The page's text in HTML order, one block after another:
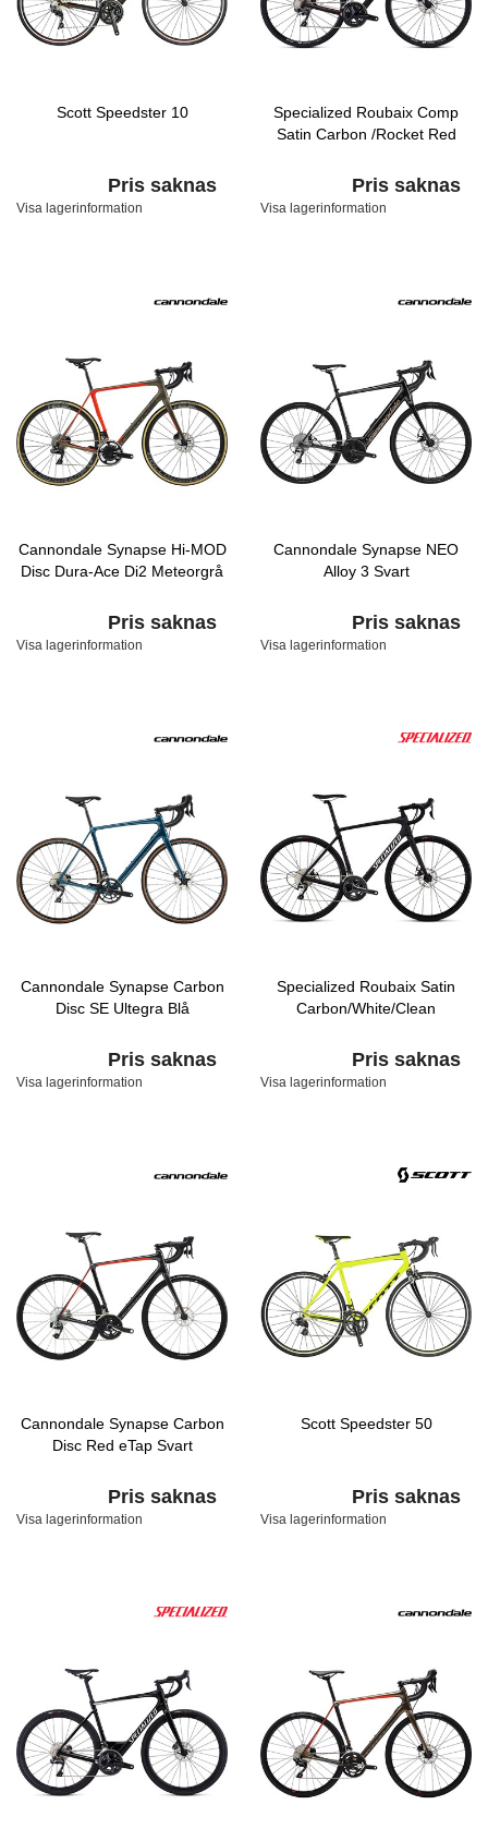
Scott Speedster 10
Pris saknas
Visa lagerinformation
Specialized Roubaix Comp
Satin Carbon /Rocket Red
Pris saknas
Visa lagerinformation
Cannondale Synapse Hi-MOD
Disc Dura-Ace Di2 Meteorgrå
Pris saknas
Visa lagerinformation
Cannondale Synapse NEO
Alloy 3 Svart
Pris saknas
Visa lagerinformation
Cannondale Synapse Carbon
Disc SE Ultegra Blå
Pris saknas
Visa lagerinformation
Specialized Roubaix Satin
Carbon/White/Clean
Pris saknas
Visa lagerinformation
Cannondale Synapse Carbon
Disc Red eTap Svart
Pris saknas
Visa lagerinformation
Scott Speedster 50
Pris saknas
Visa lagerinformation